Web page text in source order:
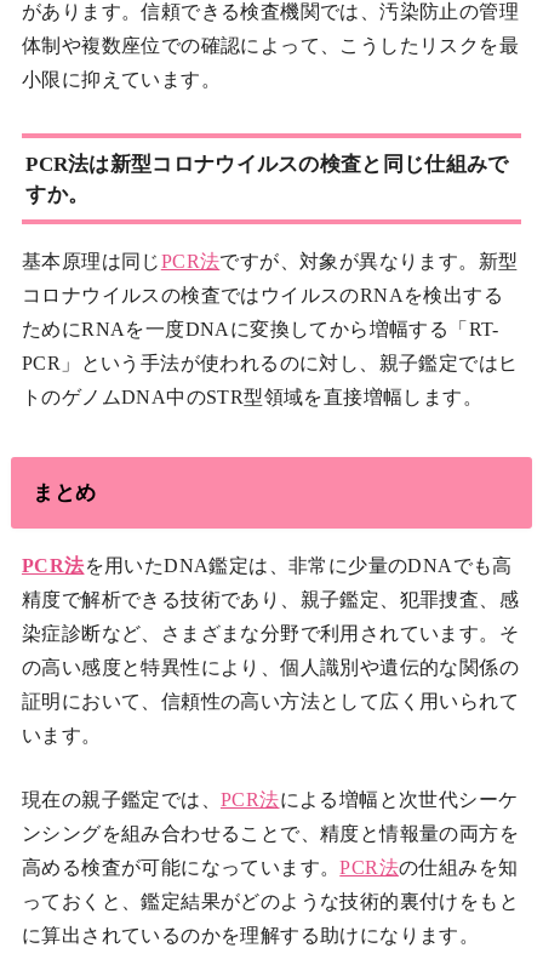
があります。信頼できる検査機関では、汚染防止の管理
体制や複数座位での確認によって、こうしたリスクを最
小限に抑えています。
PCR法は新型コロナウイルスの検査と同じ仕組みで
すか。
基本原理は同じPCR法ですが、対象が異なります。新型
コロナウイルスの検査ではウイルスのRNAを検出する
ためにRNAを一度DNAに変換してから増幅する「RT-
PCR」という手法が使われるのに対し、親子鑑定ではヒ
トのゲノムDNA中のSTR型領域を直接増幅します。
まとめ
PCR法を用いたDNA鑑定は、非常に少量のDNAでも高
精度で解析できる技術であり、親子鑑定、犯罪捜査、感
染症診断など、さまざまな分野で利用されています。そ
の高い感度と特異性により、個人識別や遺伝的な関係の
証明において、信頼性の高い方法として広く用いられて
います。
現在の親子鑑定では、 PCR法による増幅と次世代シーケ
ンシングを組み合わせることで、精度と情報量の両方を
高める検査が可能になっています。PCR法の仕組みを知
っておくと、鑑定結果がどのような技術的裏付けをもと
に算出されているのかを理解する助けになります。